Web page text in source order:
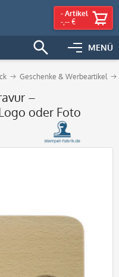
MENÜ
- Artikel
-,-- €
Geschenke & Werbeartikel
–
oder Foto